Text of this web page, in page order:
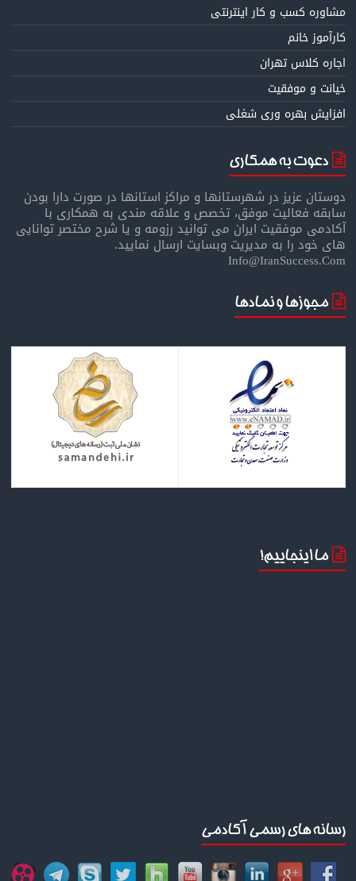
مشاوره کسب و کار اینترنتی
کارآموز خانم
اجاره کلاس تهران
خیانت و موفقیت
افزایش بهره وری شغلی
دعوت به همکاری
دوستان عزیز در شهرستانها و مراکز استانها در صورت دارا بودن
سابقه فعالیت موفق، تخصص و علاقه مندی به همکاری با
آکادمی موفقیت ایران می توانید رزومه و یا شرح مختصر توانایی
های خود را به مدیریت وبسایت ارسال نمایید.
Info@IranSuccess.Com
مجوزها و نمادها
ما اینجاییم!
رسانه های رسمی آکادمی